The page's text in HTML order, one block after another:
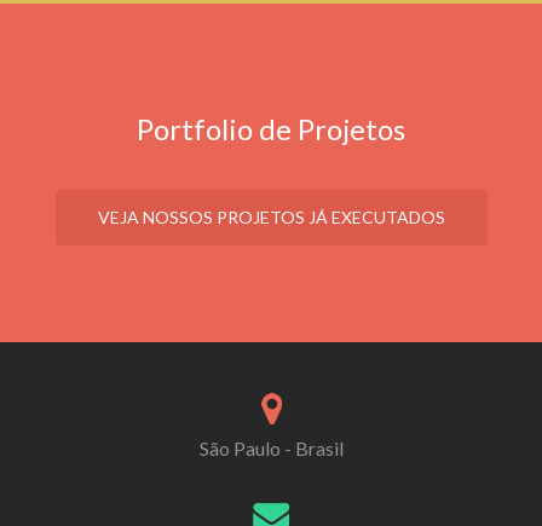
Portfolio de Projetos
VEJA NOSSOS PROJETOS JÁ EXECUTADOS
São Paulo - Brasil